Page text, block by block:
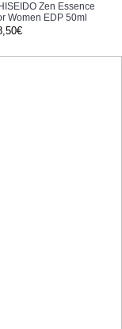
Zen Essence
Women EDP 50ml